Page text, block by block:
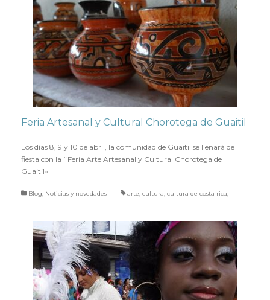
Feria Artesanal y Cultural Chorotega de Guaitil
Los días 8, 9 y 10 de abril, la comunidad de Guaitil se llenará de
fiesta con la ¨Feria Arte Artesanal y Cultural Chorotega de
Guaitil»
Blog, Noticias y novedades arte, cultura, cultura de costa rica;